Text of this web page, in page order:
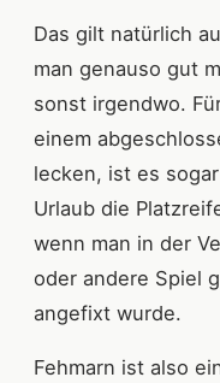
Das gilt natürlich
man genauso gut
sonst irgendwo.
einem
lecken, ist es
Urlaub die
wenn man in der
oder andere Spiel
angefixt wurde.
Fehmarn ist also